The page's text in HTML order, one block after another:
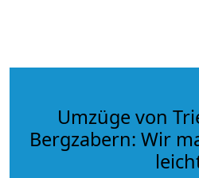
Umzüge von
Bergzabern: Wir